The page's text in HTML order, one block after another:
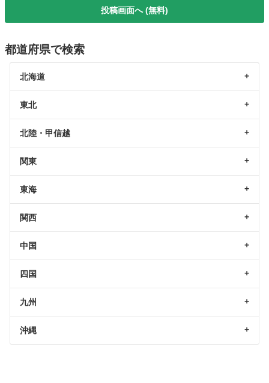
投稿画面へ (無料)
都道府県で検索
北海道
東北
北陸・甲信越
関東
東海
関西
中国
四国
九州
沖縄